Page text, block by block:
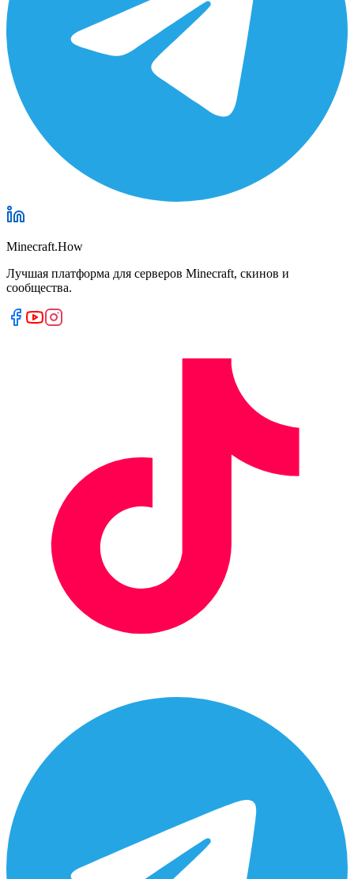
Minecraft.How
Лучшая платформа для серверов Minecraft, скинов и
сообщества.